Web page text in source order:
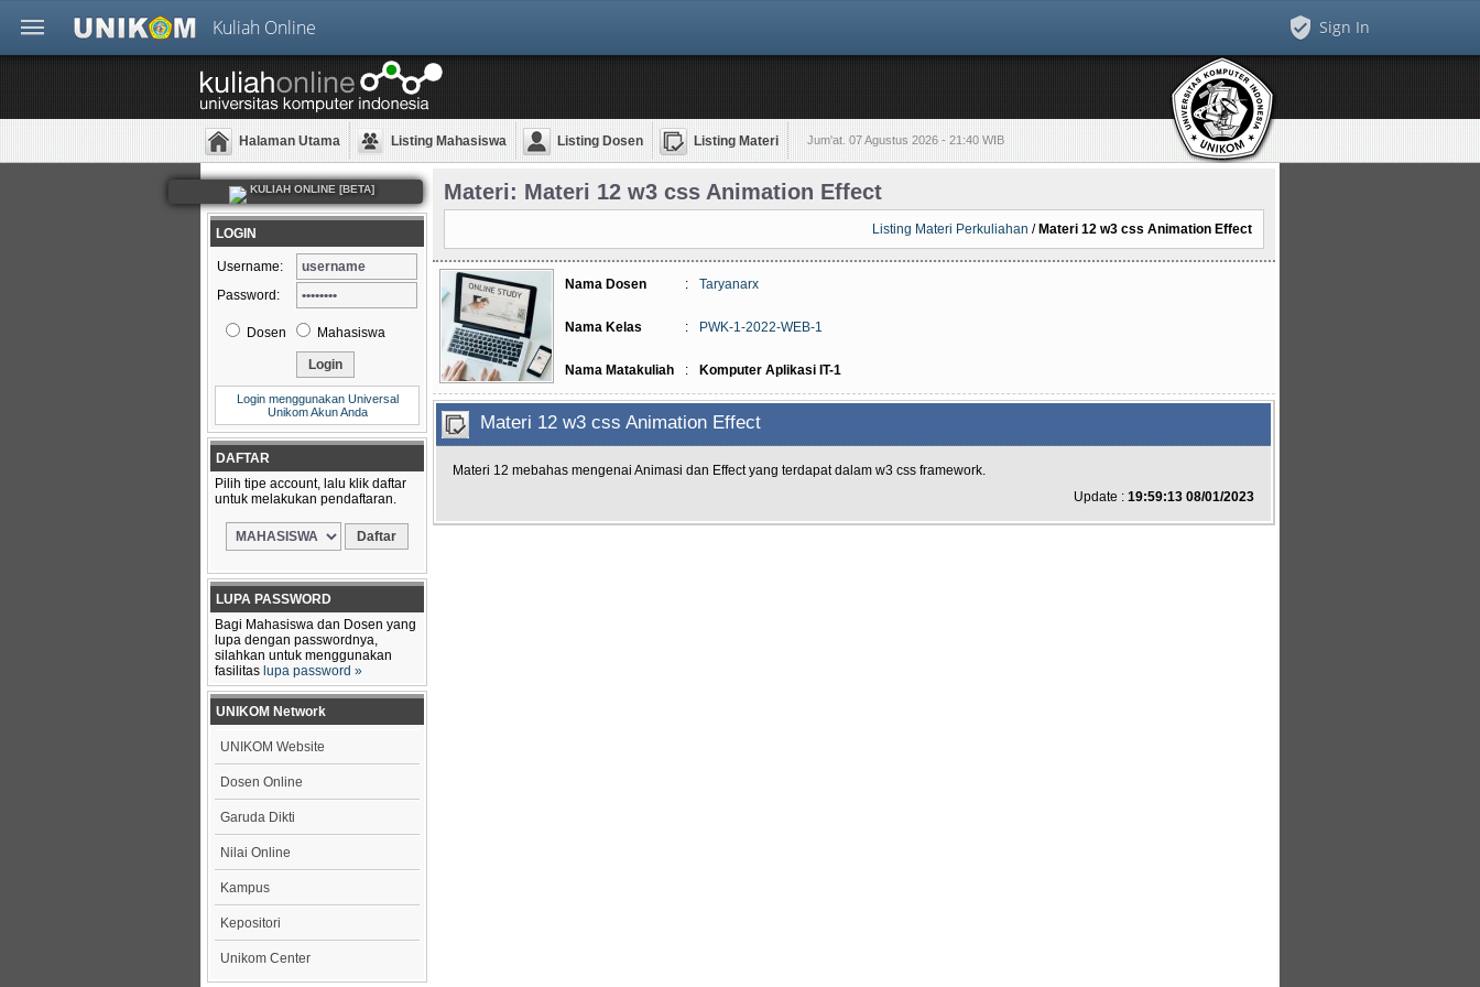
Kuliah Online Sign In
Halaman Utama Listing Mahasiswa Listing Dosen Listing Materi Jum'at. 07 Agustus 2026 - 21:40 WIB
KULIAH ONLINE [BETA]
LOGIN
Username:
Password:
Dosen Mahasiswa
Login menggunakan Universal
Unikom Akun Anda
DAFTAR
Pilih tipe account, lalu klik daftar
untuk melakukan pendaftaran.
LUPA PASSWORD
Bagi Mahasiswa dan Dosen yang
lupa dengan passwordnya,
silahkan untuk menggunakan
fasilitas lupa password »
UNIKOM Network
UNIKOM Website
Dosen Online
Garuda Dikti
Nilai Online
Kampus
Kepositori
Unikom Center
Materi: Materi 12 w3 css Animation Effect
Listing Materi Perkuliahan / Materi 12 w3 css Animation Effect
Nama Dosen : Taryanarx
Nama Kelas : PWK-1-2022-WEB-1
Nama Matakuliah : Komputer Aplikasi IT-1
Materi 12 w3 css Animation Effect
Materi 12 mebahas mengenai Animasi dan Effect yang terdapat dalam w3 css framework.
Update : 19:59:13 08/01/2023